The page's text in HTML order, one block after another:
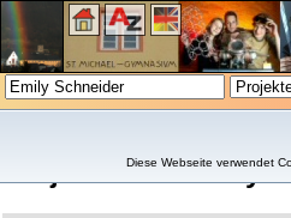
Diese Webseite verwendet
Projekte von Emily